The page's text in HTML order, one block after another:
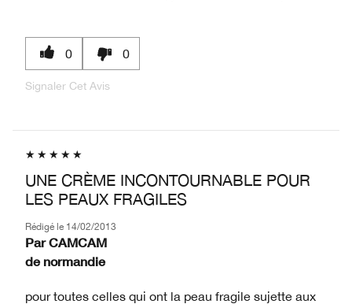
0 0
Signaler Cet Avis
UNE CRÈME INCONTOURNABLE POUR
LES PEAUX FRAGILES
Rédigé le 14/02/2013
Par CAMCAM
de normandie
pour toutes celles qui ont la peau fragile sujette aux